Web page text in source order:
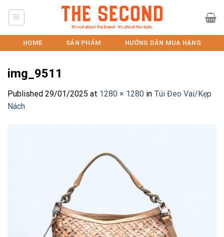
HOME SẢN PHẨM HƯỚNG DẪN MUA HÀNG
img_9511
Published 29/01/2025 at 1280 × 1280 in Túi Đeo Vai/Kẹp
Nách